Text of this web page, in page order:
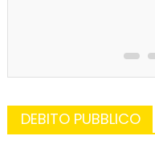
DEBITO PUBBLICO